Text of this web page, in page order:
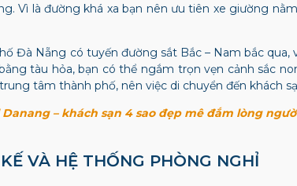
Vì là đường khá xa bạn nên ưu tiên xe giường
Đà Nẵng có tuyến đường sắt Bắc – Nam bắc
tàu hỏa, bạn có thể ngắm trọn vẹn cảnh sắc
tâm thành phố, nên việc di chuyển đến khách
Danang – khách sạn 4 sao đẹp mê đắm lòng
VÀ HỆ THỐNG PHÒNG NGHỈ